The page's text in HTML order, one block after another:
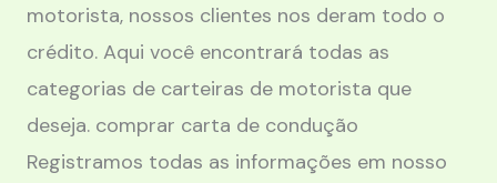
motorista, nossos clientes nos deram todo o
crédito. Aqui você encontrará todas as
categorias de carteiras de motorista que
deseja. comprar carta de condução
Registramos todas as informações em nosso